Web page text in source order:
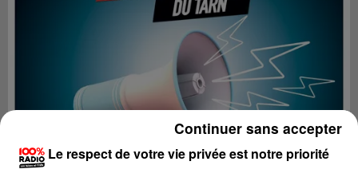
Le respect de votre vie privée est notre priorité
Continuer sans accepter